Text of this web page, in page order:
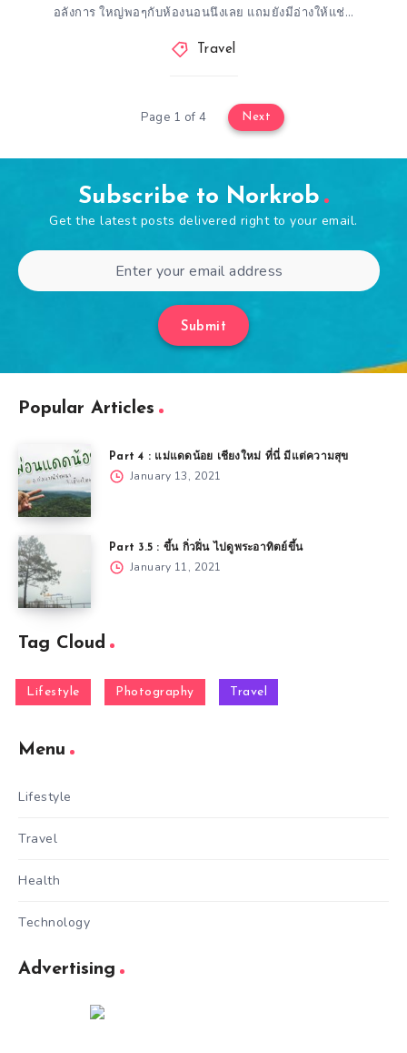
อลังการ ใหญ่พอๆกับห้องนอนนึงเลย แถมยังมีอ่างให้แช่…
Travel
Page 1 of 4 Next
Subscribe to Norkrob
Get the latest posts delivered right to your email.
Submit
Popular Articles
Part 4 : แม่แดดน้อย เชียงใหม่ ที่นี่ มีแต่ความสุข
January 13, 2021
Part 3.5 : ขึ้น กิ่วฝิ่น ไปดูพระอาทิตย์ขึ้น
January 11, 2021
Tag Cloud
Lifestyle Photography Travel
Menu
Lifestyle
Travel
Health
Technology
Advertising